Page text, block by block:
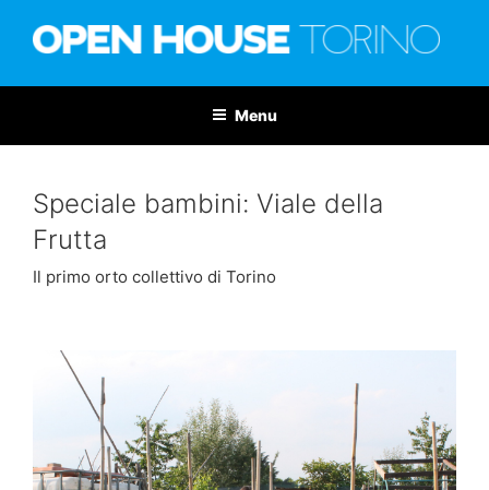
Menu
Speciale bambini: Viale della
Frutta
Il primo orto collettivo di Torino